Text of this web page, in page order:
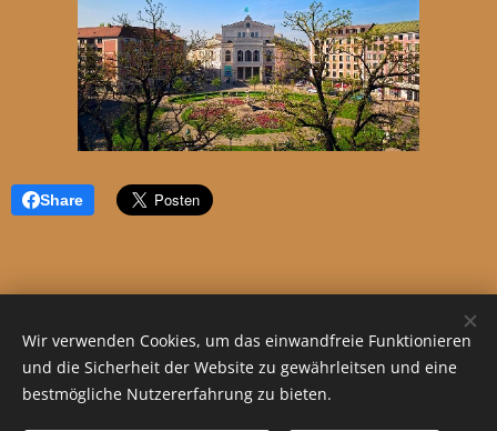
Share
© 2023 Alle Rechte vorbehalten
Wir verwenden Cookies, um das einwandfreie Funktionieren
und die Sicherheit der Website zu gewährleitsen und eine
bestmögliche Nutzererfahrung zu bieten.